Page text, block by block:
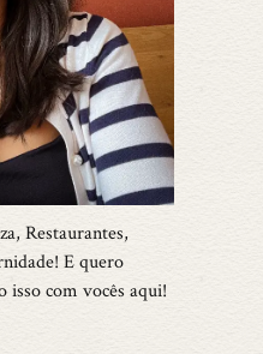
Restaurantes,
E quero
com vocês aqui!